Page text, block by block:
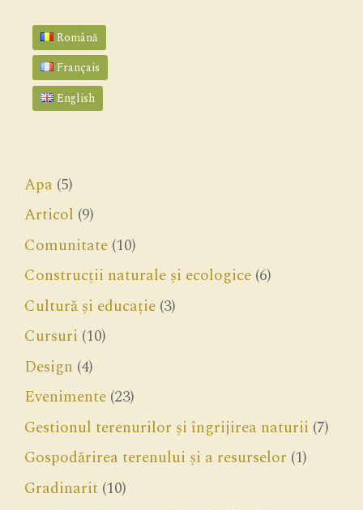
Română
Français
English
Apa (5)
Articol (9)
Comunitate (10)
Construcții naturale și ecologice (6)
Cultură și educație (3)
Cursuri (10)
Design (4)
Evenimente (23)
Gestionul terenurilor și îngrijirea naturii (7)
Gospodărirea terenului și a resurselor (1)
Gradinarit (10)